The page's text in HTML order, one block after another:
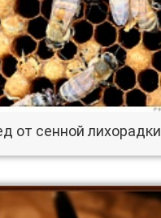
от сенной лихорадки